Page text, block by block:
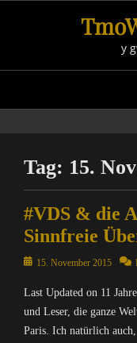
y
Tag: 15.
#VDS & die
Sinnfreie
Posted15. November 2015
Last Updated on 11
und Leser, die ganze
Paris. Ich natürlich